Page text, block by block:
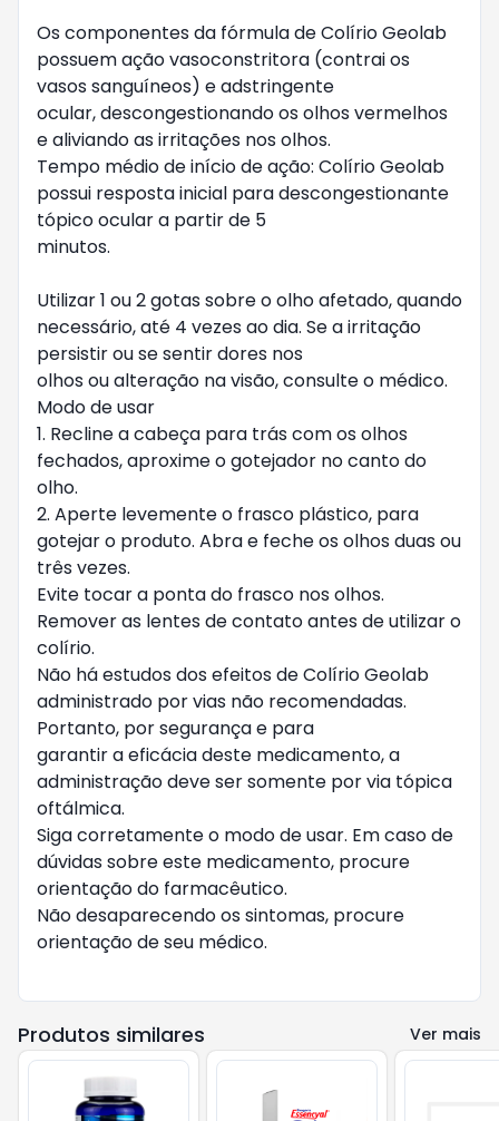
Os componentes da fórmula de Colírio Geolab
possuem ação vasoconstritora (contrai os
vasos sanguíneos) e adstringente
ocular, descongestionando os olhos vermelhos
e aliviando as irritações nos olhos.
Tempo médio de início de ação: Colírio Geolab
possui resposta inicial para descongestionante
tópico ocular a partir de 5
minutos.
Utilizar 1 ou 2 gotas sobre o olho afetado, quando
necessário, até 4 vezes ao dia. Se a irritação
persistir ou se sentir dores nos
olhos ou alteração na visão, consulte o médico.
Modo de usar
1. Recline a cabeça para trás com os olhos
fechados, aproxime o gotejador no canto do
olho.
2. Aperte levemente o frasco plástico, para
gotejar o produto. Abra e feche os olhos duas ou
três vezes.
Evite tocar a ponta do frasco nos olhos.
Remover as lentes de contato antes de utilizar o
colírio.
Não há estudos dos efeitos de Colírio Geolab
administrado por vias não recomendadas.
Portanto, por segurança e para
garantir a eficácia deste medicamento, a
administração deve ser somente por via tópica
oftálmica.
Siga corretamente o modo de usar. Em caso de
dúvidas sobre este medicamento, procure
orientação do farmacêutico.
Não desaparecendo os sintomas, procure
orientação de seu médico.
Produtos similares Ver mais